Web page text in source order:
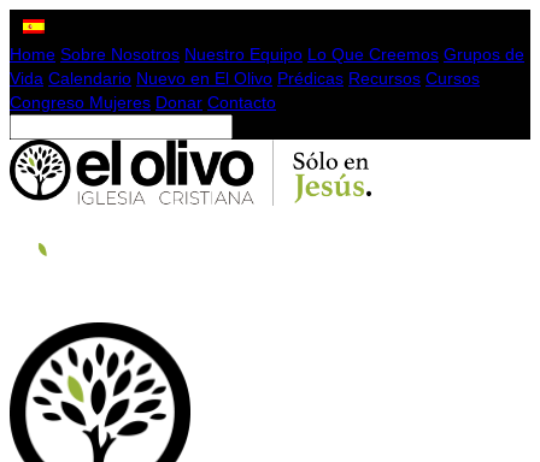
Home Sobre Nosotros Nuestro Equipo Lo Que Creemos Grupos de
Vida Calendario Nuevo en El Olivo Prédicas Recursos Cursos
Congreso Mujeres Donar Contacto